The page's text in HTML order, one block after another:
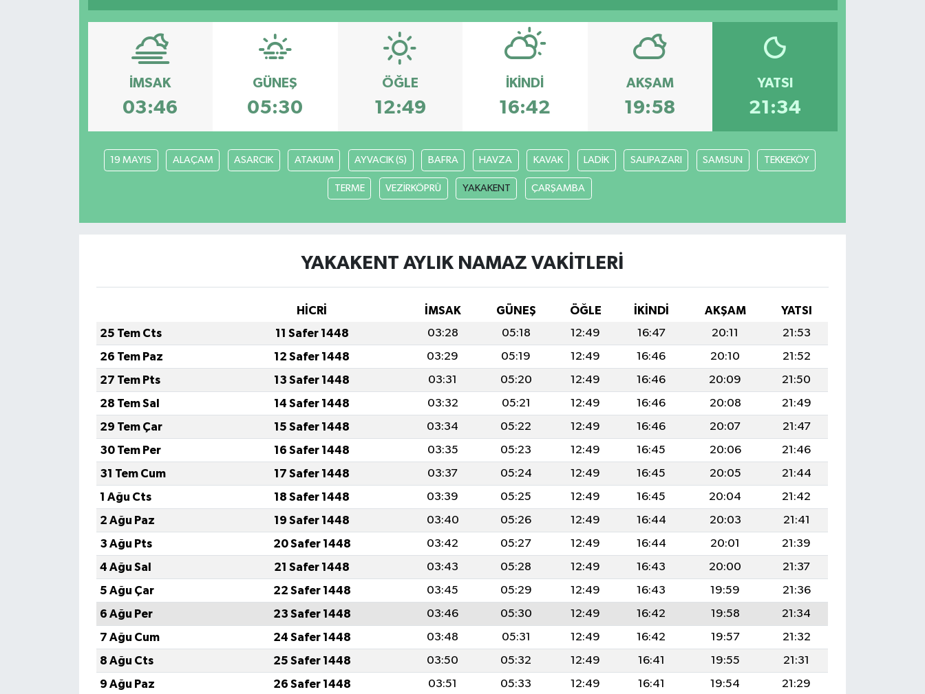
İMSAK
03:46
GÜNEŞ
05:30
ÖĞLE
12:49
İKINDI
16:42
AKŞAM
19:58
YATSI
21:34
19 MAYIS ALAÇAM ASARCIK ATAKUM AYVACIK (S) BAFRA HAVZA KAVAK LADİK SALIPAZARI SAMSUN TEKKEKÖY
TERME VEZİRKÖPRÜ YAKAKENT ÇARŞAMBA
YAKAKENT AYLIK NAMAZ VAKITLERI
HİCRİ İMSAK GÜNEŞ ÖĞLE İKINDI AKŞAM
YATSI
25 Tem Cts
11 Safer 1448 03:28 05:18 12:49 16:47 20:11
21:53
26 Tem Paz
12 Safer 1448 03:29 05:19 12:49 16:46 20:10
21:52
27 Tem Pts
13 Safer 1448 03:31 05:20 12:49 16:46 20:09
21:50
28 Tem Sal
14 Safer 1448 03:32 05:21 12:49 16:46 20:08
21:49
29 Tem Çar
15 Safer 1448 03:34 05:22 12:49 16:46 20:07
21:47
30 Tem Per
16 Safer 1448 03:35 05:23 12:49 16:45 20:06
21:46
31 Tem Cum
17 Safer 1448 03:37 05:24 12:49 16:45 20:05
21:44
1 Ağu Cts
18 Safer 1448 03:39 05:25 12:49 16:45 20:04
21:42
2 Ağu Paz
19 Safer 1448 03:40 05:26 12:49 16:44 20:03
21:41
3 Ağu Pts
20 Safer 1448 03:42 05:27 12:49 16:44 20:01
21:39
4 Ağu Sal
21 Safer 1448 03:43 05:28 12:49 16:43 20:00
21:37
5 Ağu Çar
22 Safer 1448 03:45 05:29 12:49 16:43 19:59
21:36
6 Ağu Per
23 Safer 1448 03:46 05:30 12:49 16:42 19:58
21:34
7 Ağu Cum
24 Safer 1448 03:48 05:31 12:49 16:42 19:57
21:32
8 Ağu Cts
25 Safer 1448 03:50 05:32 12:49 16:41 19:55
21:31
9 Ağu Paz
26 Safer 1448 03:51 05:33 12:49 16:41 19:54
21:29
Resmi İlanlar